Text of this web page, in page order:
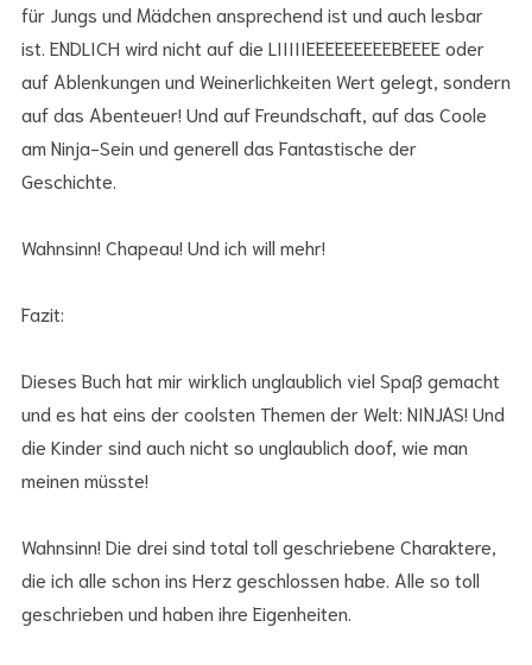
für Jungs und Mädchen ansprechend ist und auch lesbar
ist. ENDLICH wird nicht auf die LIIIIIEEEEEEEEEBEEEE oder
auf Ablenkungen und Weinerlichkeiten Wert gelegt, sondern
auf das Abenteuer! Und auf Freundschaft, auf das Coole
am Ninja-Sein und generell das Fantastische der
Geschichte.
Wahnsinn! Chapeau! Und ich will mehr!
Fazit:
Dieses Buch hat mir wirklich unglaublich viel Spaß gemacht
und es hat eins der coolsten Themen der Welt: NINJAS! Und
die Kinder sind auch nicht so unglaublich doof, wie man
meinen müsste!
Wahnsinn! Die drei sind total toll geschriebene Charaktere,
die ich alle schon ins Herz geschlossen habe. Alle so toll
geschrieben und haben ihre Eigenheiten.